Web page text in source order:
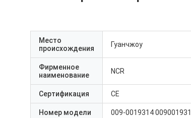
Место
происхождения
Гуанчжоу
Фирменное
наименование
NCR
Сертификация CE
Номер модели 009-0019314